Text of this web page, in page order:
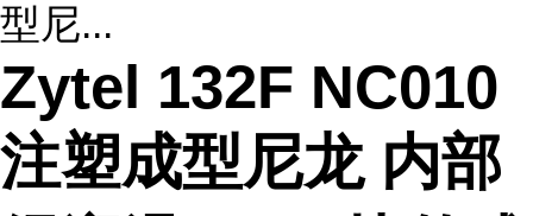
型尼...
Zytel 132F NC010
注塑成型尼龙 内部